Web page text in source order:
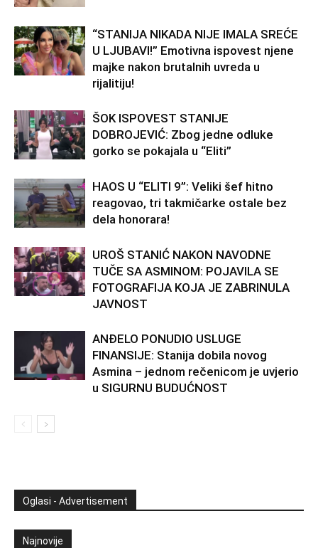
“STANIJA NIKADA NIJE IMALA SREĆE
U LJUBAVI!” Emotivna ispovest njene
majke nakon brutalnih uvreda u
rijalitiju!
ŠOK ISPOVEST STANIJE
DOBROJEVIĆ: Zbog jedne odluke
gorko se pokajala u “Eliti”
HAOS U “ELITI 9”: Veliki šef hitno
reagovao, tri takmičarke ostale bez
dela honorara!
UROŠ STANIĆ NAKON NAVODNE
TUČE SA ASMINOM: POJAVILA SE
FOTOGRAFIJA KOJA JE ZABRINULA
JAVNOST
ANĐELO PONUDIO USLUGE
FINANSIJE: Stanija dobila novog
Asmina – jednom rečenicom je uvjerio
u SIGURNU BUDUĆNOST
Oglasi - Advertisement
Najnovije